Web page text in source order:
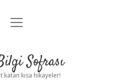
Anasayfa
Uyarı
menüyü
Sofrası
katan kısa hikayeler!